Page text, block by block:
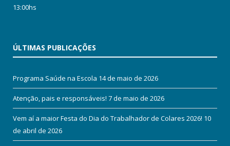
13:00hs
ÚLTIMAS PUBLICAÇÕES
Programa Saúde na Escola 14 de maio de 2026
Atenção, pais e responsáveis! 7 de maio de 2026
Vem aí a maior Festa do Dia do Trabalhador de Colares 2026! 10
de abril de 2026